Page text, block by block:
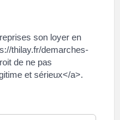
son loyer en
thilay.fr/demarches-
de ne pas
et sérieux</a>.